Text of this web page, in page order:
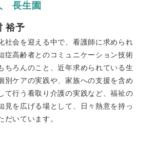
長生園
裕予
社会を迎える中で、看護師に求められ
症高齢者とのコミュニケーション技術
ちろんのこと、近年求められている生
別ケアの実践や、家族への支援を含め
て行う看取り介護の実践など、福祉の
見を広げる場として、日々熱意を持っ
だいています。